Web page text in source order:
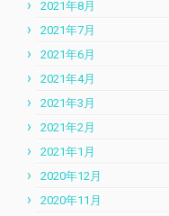
2021年8月
2021年7月
2021年6月
2021年4月
2021年3月
2021年2月
2021年1月
2020年12月
2020年11月